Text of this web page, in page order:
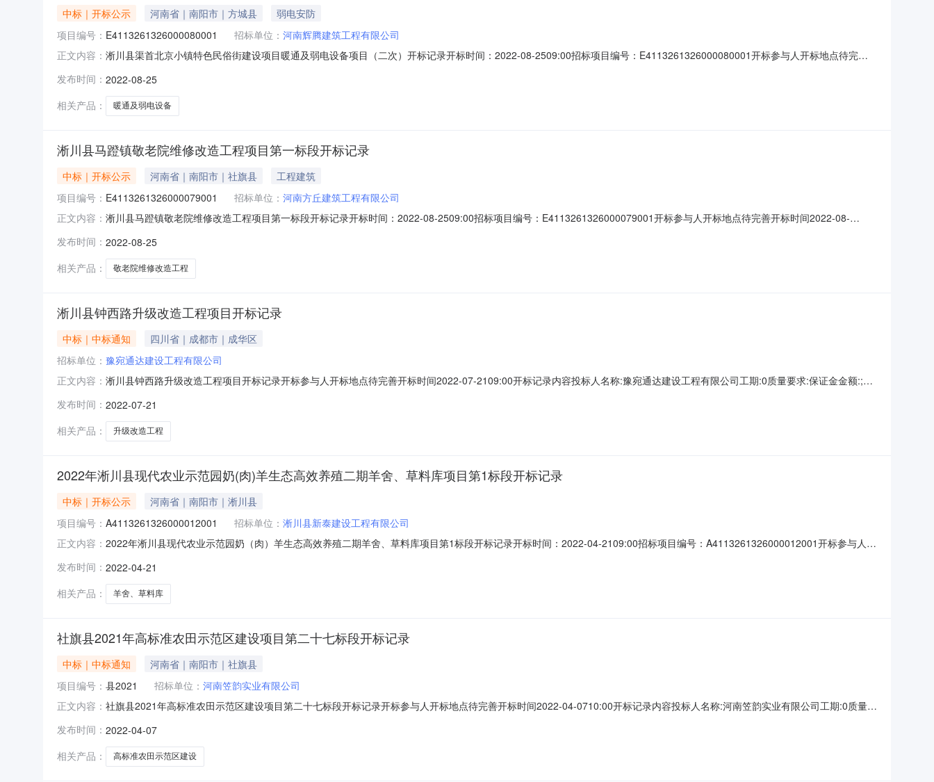
中标｜开标公示 河南省｜南阳市｜方城县
弱电安防
项目编号： E4113261326000080001 招标单位： 河南辉腾建筑工程有限公司
正文内容： 淅川县渠首北京小镇特色民俗街建设项目暖通及弱电设备项目（二次）开标记录开标时间：2022-08-2509:00招标项目编号：E4113261326000080001开标参与人开标地点待完善
额:null;投标人名称:河南天正建设有限公司工期:0质量要求:null保证金金额:null;投标人名称:河南瑞旗建设工程有限公司工
发布时间： 2022-08-25
相关产品：
暖通及弱电设备
淅川县马蹬镇敬老院维修改造工程项目第一标段开标记录
中标｜开标公示 河南省｜南阳市｜社旗县
工程建筑
项目编号： E4113261326000079001 招标单位： 河南方丘建筑工程有限公司
正文内容： 淅川县马蹬镇敬老院维修改造工程项目第一标段开标记录开标时间：2022-08-2509:00招标项目编号：E4113261326000079001开标参与人开标地点待完善开标时间2022-08-
人名称:河南八顺建设工程有限公司工期:0质量要求:null保证金金额:10000.0;投标人名称:河南海莎建筑有限公司工期:0质
发布时间： 2022-08-25
相关产品：
敬老院维修改造工程
淅川县钟西路升级改造工程项目开标记录
中标｜中标通知
四川省｜成都市｜成华区
招标单位： 豫宛通达建设工程有限公司
正文内容： 淅川县钟西路升级改造工程项目开标记录开标参与人开标地点待完善开标时间2022-07-2109:00开标记录内容投标人名称:豫宛通达建设工程有限公司工期:0质量要求:保证金金额:;投
要求:保证金金额:;投标人名称:河南祺盛建设工程有限公司工期:0质量要求:保证金金额:;投标人名称:河南方丘建筑工程有限公司工期:0质量要求:保证金金额:;投标人
发布时间： 2022-07-21
相关产品：
升级改造工程
2022年淅川县现代农业示范园奶(肉)羊生态高效养殖二期羊舍、草料库项目第1标段开标记录
中标｜开标公示
河南省｜南阳市｜淅川县
项目编号： A4113261326000012001 招标单位： 淅川县新泰建设工程有限公司
正文内容： 2022年淅川县现代农业示范园奶（肉）羊生态高效养殖二期羊舍、草料库项目第1标段开标记录开标时间：2022-04-2109:00招标项目编号：A4113261326000012001开标参与人开
量要求:null保证金金额:null;投标人名称:河南省宛东建筑安装工程有限公司工期:0质量要求:null保证金金额:null;投标
发布时间： 2022-04-21
相关产品：
羊舍、草料库
社旗县2021年高标准农田示范区建设项目第二十七标段开标记录
中标｜中标通知
河南省｜南阳市｜社旗县
项目编号： 县2021 招标单位： 河南笠韵实业有限公司
正文内容： 社旗县2021年高标准农田示范区建设项目第二十七标段开标记录开标参与人开标地点待完善开标时间2022-04-0710:00开标记录内容投标人名称:河南笠韵实业有限公司工期:0质量要
建设工程有限公司工期:0质量要求:保证金金额:;投标人名称:河南建安富通建设有限公司工期:0质量要求:保证金金额:;投标人名称:河南博仁建筑工程有限公司工期:0
发布时间： 2022-04-07
相关产品：
高标准农田示范区建设